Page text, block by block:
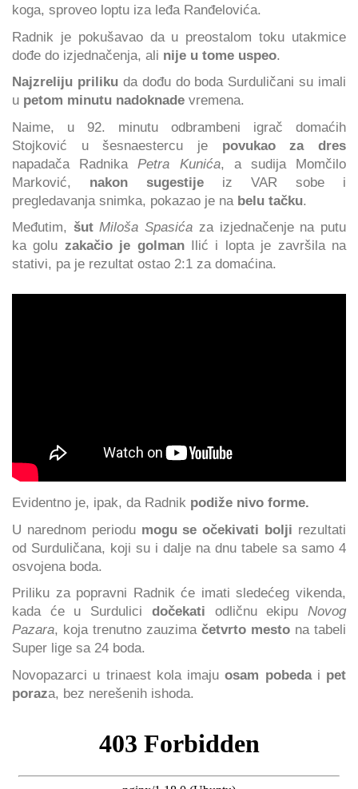
koga, sproveo loptu iza leđa Ranđelovića.
Radnik je pokušavao da u preostalom toku utakmice
dođe do izjednačenja, ali nije u tome uspeo.
Najzreliju prilikuda dođu do boda Surduličani su imali
u petom minutu nadoknade vremena.
Naime, u 92. minutu odbrambeni igrač domaćih
Stojković u šesnaestercu je povukao za dres
napadača Radnika Petra Kunića, a sudija Momčilo
Marković, nakon sugestije iz VAR sobe i
pregledavanja snimka, pokazao je na belu tačku.
Međutim, šutMiloša Spasića za izjednačenje na putu
ka golu zakačio je golmanIlić i lopta je završila na
stativi, pa je rezultat ostao 2:1 za domaćina.
Evidentno je, ipak, da Radnik podiže nivo forme.
U narednom periodu mogu se očekivati bolji rezultati
od Surduličana, koji su i dalje na dnu tabele sa samo 4
osvojena boda.
Priliku za popravni Radnik će imati sledećeg vikenda,
kada će u Surdulici dočekati odličnu ekipuNovog
Pazara, koja trenutno zauzima četvrto mesto na tabeli
Super lige sa 24 boda.
Novopazarci u trinaest kola imaju osam pobedai pet
poraza, bez nerešenih ishoda.